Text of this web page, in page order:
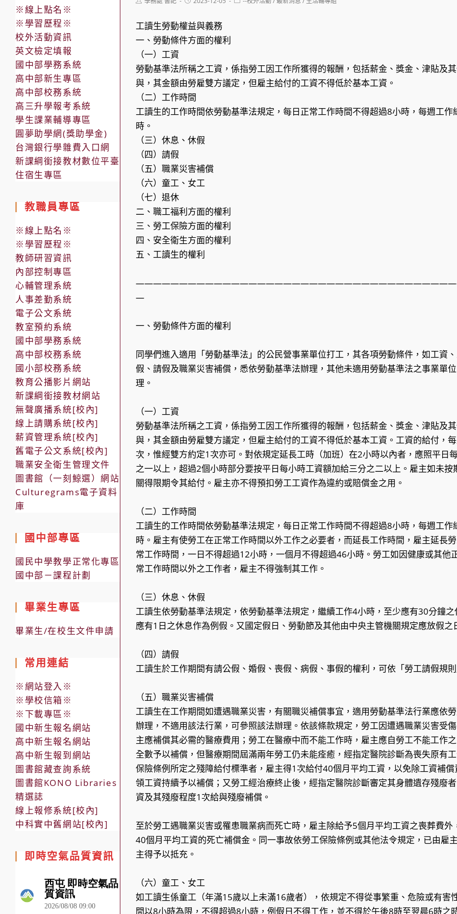
工讀生勞動權益與義務
一、勞動條件方面的權利
（一）工資
勞動基準法所稱之工資，係指勞工因工作所獲得的報酬，包括薪金、獎金、津貼及
與，其金額由勞雇雙方議定，但雇主給付的工資不得低於基本工資。
（二）工作時間
工讀生的工作時間依勞動基準法規定，每日正常工作時間不得超過8小時，每週工
時。
（三）休息、休假
（四）請假
（五）職業災害補償
（六）童工、女工
（七）退休
二、職工福利方面的權利
三、勞工保險方面的權利
四、安全衛生方面的權利
五、工讀生的權利
—
一、勞動條件方面的權利
同學們進入適用「勞動基準法」的公民營事業單位打工，其各項勞動條件，如工資
假、請假及職業災害補償，悉依勞動基準法辦理，其他未適用勞動基準法之事業單
理。
（一）工資
勞動基準法所稱之工資，係指勞工因工作所獲得的報酬，包括薪金、獎金、津貼及
與，其金額由勞雇雙方議定，但雇主給付的工資不得低於基本工資。工資的給付，
次，惟經雙方約定1次亦可。對依規定延長工時（加班）在2小時以內者，應照平日
之一以上，超過2個小時部分要按平日每小時工資額加給三分之二以上。雇主如未按
關得限期令其給付。雇主亦不得預扣勞工工資作為違約或賠償金之用。
（二）工作時間
工讀生的工作時間依勞動基準法規定，每日正常工作時間不得超過8小時，每週工
時。雇主有使勞工在正常工作時間以外工作之必要者，而延長工作時間，雇主延長
常工作時間，一日不得超過12小時，一個月不得超過46小時。勞工如因健康或其他
常工作時間以外之工作者，雇主不得強制其工作。
（三）休息、休假
工讀生依勞動基準法規定，依勞動基準法規定，繼續工作4小時，至少應有30分鐘
應有1日之休息作為例假。又國定假日、勞動節及其他由中央主管機關規定應放假之
（四）請假
工讀生於工作期間有請公假、婚假、喪假、病假、事假的權利，可依「勞工請假規
（五）職業災害補償
工讀生在工作期間如遭遇職業災害，有關職災補償事宜，適用勞動基準法行業應依
辦理，不適用該法行業，可參照該法辦理。依該條款規定，勞工因遭遇職業災害受
主應補償其必需的醫療費用；勞工在醫療中而不能工作時，雇主應自勞工不能工作
全數予以補償，但醫療期間屆滿兩年勞工仍未能痊癒，經指定醫院診斷為喪失原有
保險條例所定之殘障給付標準者，雇主得1次給付40個月平均工資，以免除工資補
領工資持續予以補償；又勞工經治療終止後，經指定醫院診斷審定其身體遺存殘廢
資及其殘廢程度1次給與殘廢補償。
至於勞工遇職業災害或罹患職業病而死亡時，雇主除給予5個月平均工資之喪葬費
40個月平均工資的死亡補償金。同一事故依勞工保險條例或其他法令規定，已由雇
主得予以抵充。
（六）童工、女工
如工讀生係童工（年滿15歲以上未滿16歲者），依規定不得從事繁重、危險或有害
間以8小時為限，不得超過8小時，例假日不得工作，並不得於午後8時至翌晨6時之
※線上點名※
※學習歷程※
校外活動資訊
英文檢定填報
國中部學務系統
高中部新生專區
高中部校務系統
高三升學報考系統
學生課業輔導專區
圓夢助學網(獎助學金)
台灣銀行學雜費入口網
新課綱銜接教材數位平臺
住宿生專區
教職員專區
※線上點名※
※學習歷程※
教師研習資訊
內部控制專區
心輔管理系統
人事差勤系統
電子公文系統
教室預約系統
國中部學務系統
高中部校務系統
國小部校務系統
教育公播影片網站
新課綱銜接教材網站
無聲廣播系統[校內]
線上請購系統[校內]
薪資管理系統[校內]
舊電子公文系統[校內]
職業安全衛生管理文件
圖書館（一刻鯨選）網站
Culturegrams電子資料
庫
國中部專區
國民中學教學正常化專區
國中部－課程計劃
畢業生專區
畢業生/在校生文件申請
常用連結
※網站登入※
※學校信箱※
※下載專區※
國中新生報名網站
高中新生報名網站
高中新生報到網站
圖書館藏查詢系統
圖書館KONO Libraries
精選誌
線上報修系統[校內]
中科實中舊網站[校內]
即時空氣品質資訊